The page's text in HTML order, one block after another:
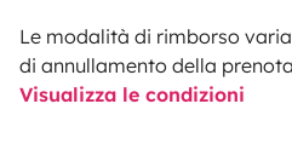
Le modalità di rimborso
di annullamento della
Visualizza le condizioni